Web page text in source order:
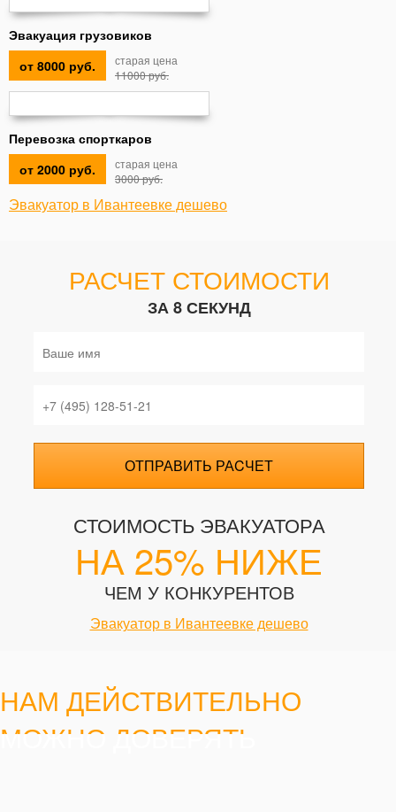
Эвакуация грузовиков
от 8000 руб.
старая цена
11000 руб.
Перевозка спорткаров
от 2000 руб.
старая цена
3000 руб.
Эвакуатор в Ивантеевке дешево
РАСЧЕТ СТОИМОСТИ
ЗА 8 СЕКУНД
ОТПРАВИТЬ РАCЧЕТ
СТОИМОСТЬ ЭВАКУАТОРА
НА 25% НИЖЕ
ЧЕМ У КОНКУРЕНТОВ
Эвакуатор в Ивантеевке дешево
НАМ ДЕЙСТВИТЕЛЬНО
МОЖНО ДОВЕРЯТЬ